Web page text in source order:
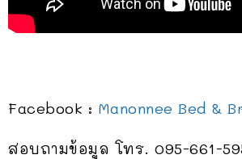
Facebook : Manonnee Bed &
สอบถามข้อมูล โทร. 095-661-